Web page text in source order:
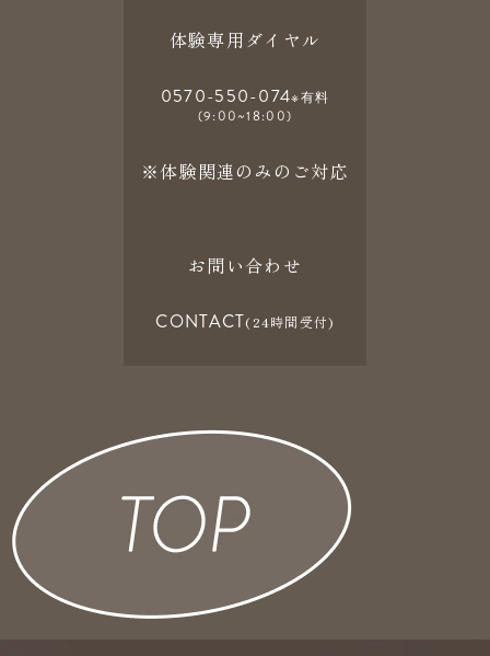
体験専用ダイヤル
0570-550-074※有料
(9:00~18:00)
※体験関連のみのご対応
お問い合わせ
CONTACT(24時間受付)